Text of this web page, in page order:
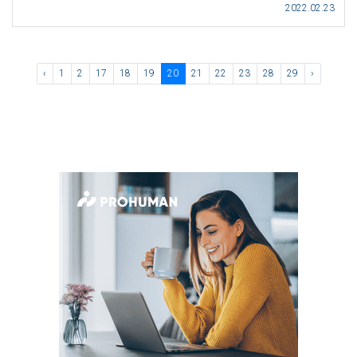
2022.02.23
‹ 1 2 17 18 19 20 21 22 23 28 29 ›